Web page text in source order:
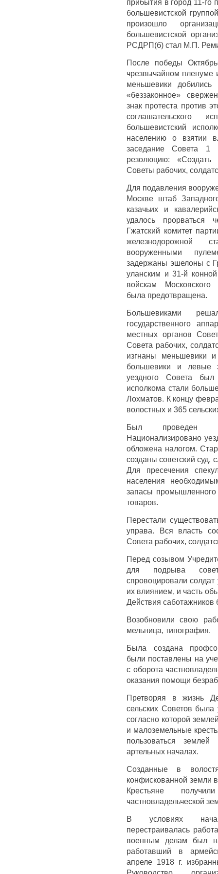
большевистской
произошло
большевистской
РСДРП(б) стал М.П.
После победы
чрезвычайном пленуме
меньшевики добились
«беззаконное»
знак протеста против
соглашательского
большевистский
населению о взятии
заседание Совета 1
резолюцию:
Советы рабочих,
Для подавления
Москве штаб
казачьих и
удалось прорваться
Гжатский комитет
железнодорожной
вооруженными
задержаны эшелоны с
уланским и 31-й
войскам Московского
была предотвращена.
Большевиками
государственного
местных органов
Совета рабочих,
изгнаны меньшевики
большевики и левые
уездного Совета
исполкома стали
Лохматов. К концу
волостных и 365
Был проведен
Национализировано
обложена налогом.
созданы советский суд,
Для пресечения
населения
запасы промышленного
товаров.
Перестали
управа. Вся власть
Совета рабочих,
Перед созывом
для подрыва
спровоцировали
их влиянием, и часть
Действия
Возобновили свою
мельница, типография.
Была создана
были поставлены на
с оборота
оказания помощи
Претворяя в жизнь
сельских Советов была
согласно которой
и малоземельные
пользоваться
артельных началах.
Созданные в
конфискованной земли
Крестьяне
частновладельческой
В условиях
перестраивалась
военным делам был
работавший в
апреле 1918 г.